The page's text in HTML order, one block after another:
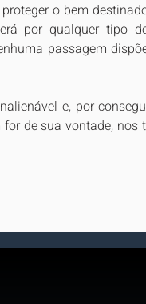
o bem
por qualquer tipo
passagem
e, por
de sua vontade, nos